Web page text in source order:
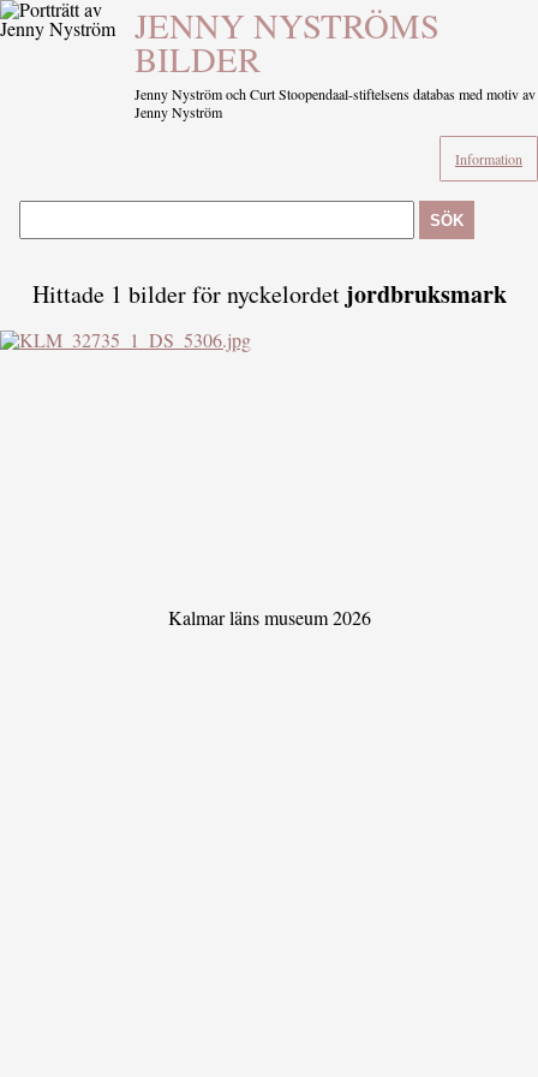
JENNY NYSTRÖMS
BILDER
Jenny Nyström och Curt Stoopendaal-stiftelsens databas med motiv av
Jenny Nyström
Information
SÖK
Hittade 1 bilder för nyckelordet jordbruksmark
Kalmar läns museum 2026